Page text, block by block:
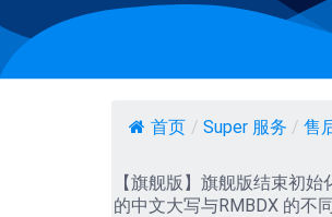
首页 / Super 服务 / 售
【旗舰版】旗舰版结束初
的中文大写与RMBDX 的不